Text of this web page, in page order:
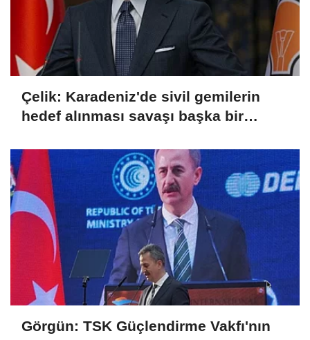
Çelik: Karadeniz'de sivil gemilerin
hedef alınması savaşı başka bir
Görgün: TSK Güçlendirme Vakfı'nın